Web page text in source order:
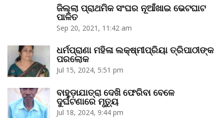
ଜିଲ୍ଲା ପ୍ରାଥମିକ ସଂଘର ନୂଆଁଖାଇ ଭେଟଘାଟ
ପାଳିତ
Sep 20, 2021, 11:42 am
ଧର୍ମପ୍ରାଣା ମହିଳା ଲକ୍ଷ୍ମୀପ୍ରିୟା ତ୍ରିପାଠୀଙ୍କ
ପରଲୋକ
Jul 15, 2024, 5:51 pm
ବାହୁଡ଼ାଯାତ୍ରା ଦେଖି ଫେରିବା ବେଳେ
ଦୁର୍ଘଟଣାରେ ମୃତ୍ୟୁ
Jul 18, 2024, 9:44 pm